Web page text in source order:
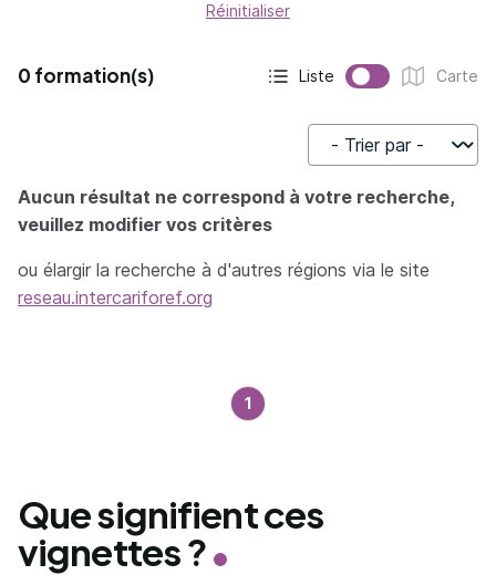
Réinitialiser
0 formation(s)
Affichage actif :
Liste
Affichage :
Carte
Trier par
Aucun résultat ne correspond à votre recherche,
veuillez modifier vos critères
ou élargir la recherche à d'autres régions via le site
reseau.intercariforef.org
1
Que signifient ces
vignettes ?